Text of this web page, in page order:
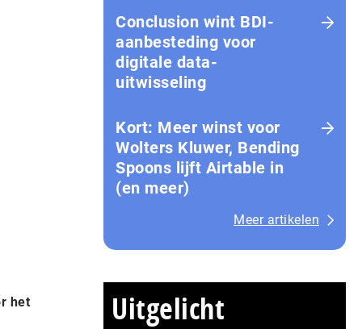
het
Conclusion wint BDI-
aanbesteding voor
digitale data-
uitwisseling
Kort: Meer winst voor
Wolters Kluwer, Bending
Spoons lijft Airtable in
(en meer)
Meer artikelen
Uitgelicht